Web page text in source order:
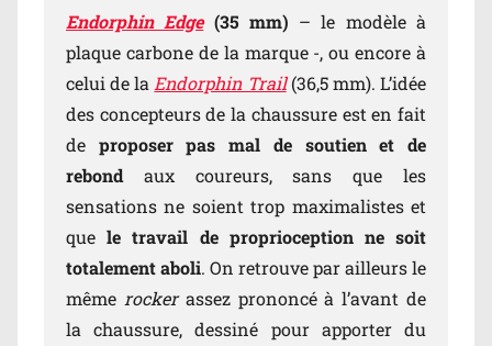
Endorphin Edge (35 mm) – le modèle à
plaque carbone de la marque -, ou encore à
celui de la Endorphin Trail (36,5 mm). L’idée
des concepteurs de la chaussure est en fait
de proposer pas mal de soutien et de
rebond aux coureurs, sans que les
sensations ne soient trop maximalistes et
que le travail de proprioception ne soit
totalement aboli. On retrouve par ailleurs le
même rocker assez prononcé à l’avant de
la chaussure, dessiné pour apporter du